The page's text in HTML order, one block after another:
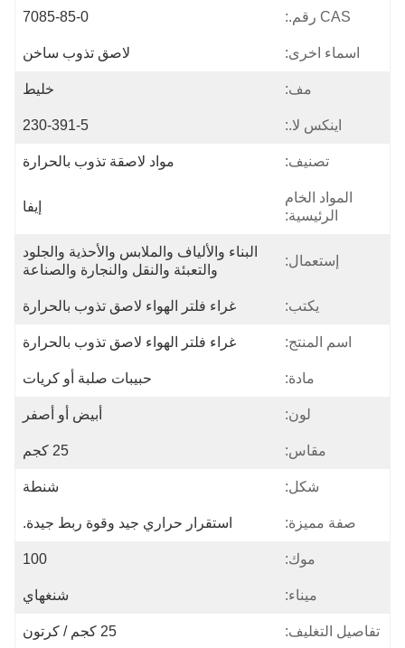
CAS رقم.: 7085-85-0
اسماء اخرى: لاصق تذوب ساخن
مف: خليط
اينكس لا.: 230-391-5
تصنيف: مواد لاصقة تذوب بالحرارة
المواد الخام
الرئيسية:
إيفا
إستعمال:
البناء والألياف والملابس والأحذية والجلود
والتعبئة والنقل والنجارة والصناعة
يكتب: غراء فلتر الهواء لاصق تذوب بالحرارة
اسم المنتج: غراء فلتر الهواء لاصق تذوب بالحرارة
مادة: حبيبات صلبة أو كريات
لون: أبيض أو أصفر
مقاس: 25 كجم
شكل: شنطة
صفة مميزة: استقرار حراري جيد وقوة ربط جيدة.
موك: 100
ميناء: شنغهاي
تفاصيل التغليف: 25 كجم / كرتون